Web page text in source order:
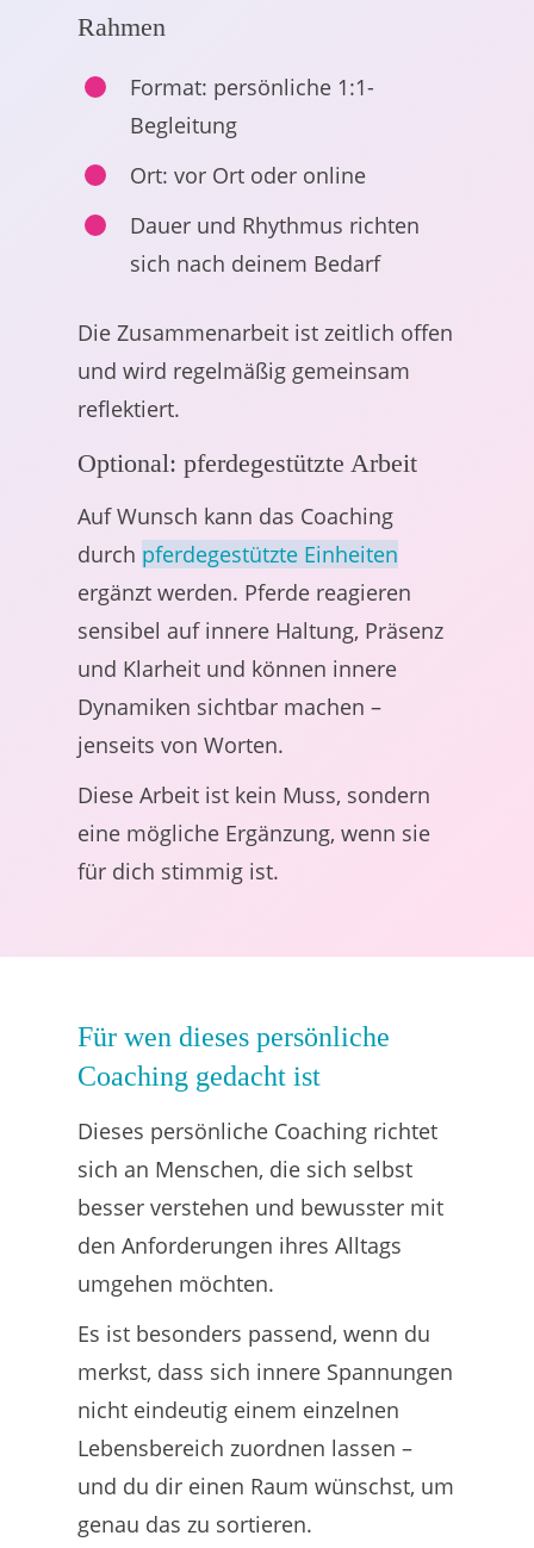
Rahmen
Format: persönliche 1:1-
Begleitung
Ort: vor Ort oder online
Dauer und Rhythmus richten
sich nach deinem Bedarf
Die Zusammenarbeit ist zeitlich offen
und wird regelmäßig gemeinsam
reflektiert.
Optional: pferdegestützte Arbeit
Auf Wunsch kann das Coaching
durch pferdegestützte Einheiten
ergänzt werden. Pferde reagieren
sensibel auf innere Haltung, Präsenz
und Klarheit und können innere
Dynamiken sichtbar machen –
jenseits von Worten.
Diese Arbeit ist kein Muss, sondern
eine mögliche Ergänzung, wenn sie
für dich stimmig ist.
Für wen dieses persönliche
Coaching gedacht ist
Dieses persönliche Coaching richtet
sich an Menschen, die sich selbst
besser verstehen und bewusster mit
den Anforderungen ihres Alltags
umgehen möchten.
Es ist besonders passend, wenn du
merkst, dass sich innere Spannungen
nicht eindeutig einem einzelnen
Lebensbereich zuordnen lassen –
und du dir einen Raum wünschst, um
genau das zu sortieren.